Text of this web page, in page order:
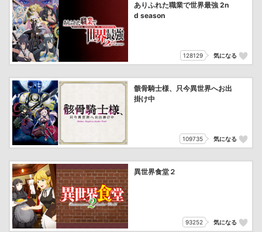
ありふれた職業で世界最強 2n
d season
128129 気になる
骸骨騎士様、只今異世界へお出
掛け中
109735 気になる
異世界食堂２
93252 気になる